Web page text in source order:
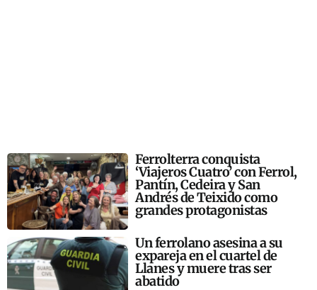
Ferrolterra conquista
‘Viajeros Cuatro’ con Ferrol,
Pantín, Cedeira y San
Andrés de Teixido como
grandes protagonistas
Un ferrolano asesina a su
expareja en el cuartel de
Llanes y muere tras ser
abatido